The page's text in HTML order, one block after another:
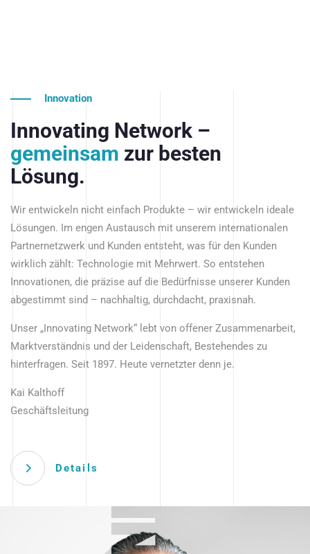
Innovation
Innovating Network –
gemeinsam zur besten
Lösung.
Wir entwickeln nicht einfach Produkte – wir entwickeln ideale
Lösungen. Im engen Austausch mit unserem internationalen
Partnernetzwerk und Kunden entsteht, was für den Kunden
wirklich zählt: Technologie mit Mehrwert. So entstehen
Innovationen, die präzise auf die Bedürfnisse unserer Kunden
abgestimmt sind – nachhaltig, durchdacht, praxisnah.
Unser „Innovating Network“ lebt von offener Zusammenarbeit,
Marktverständnis und der Leidenschaft, Bestehendes zu
hinterfragen. Seit 1897. Heute vernetzter denn je.
Kai Kalthoff
Geschäftsleitung
Details